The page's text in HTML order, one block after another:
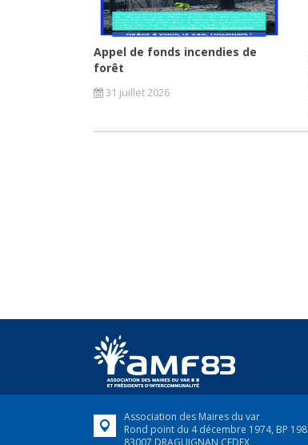
Appel de fonds incendies de
forêt
31 juillet 2026
Association des Maires du var
Rond point du 4 décembre 1974, BP 198
83007 DRAGUIGNAN CEDEX